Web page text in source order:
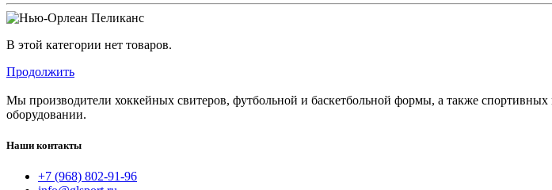
В этой категории нет товаров.
Продолжить
Мы производители хоккейных свитеров, футбольной и баскетбольной формы, а также
оборудовании.
Наши контакты
+7 (968) 802-91-96